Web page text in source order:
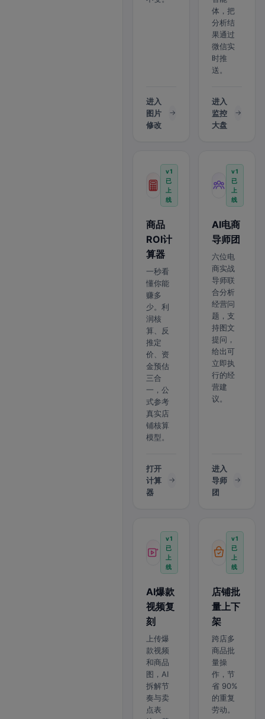
进入
图片
修改
体，把
分析结
果通过
微信实
时推
送。
进入
监控
大盘
v1
已
上
线
商品
ROI计
算器
一秒看
懂你能
赚多
少。利
润核
算、反
推定
价、资
金预估
三合
一，公
式参考
真实店
铺核算
模型。
打开
计算
器
v1
已
上
线
AI电商
导师团
六位电
商实战
导师联
合分析
经营问
题，支
持图文
提问，
给出可
立即执
行的经
营建
议。
进入
导师
团
v1
已
上
线
AI爆款
视频复
刻
上传爆
款视频
和商品
图，AI
拆解节
奏与卖
点表
v1
已
上
线
店铺批
量上下
架
跨店多
商品批
量操
作，节
省 90%
的重复
劳动。